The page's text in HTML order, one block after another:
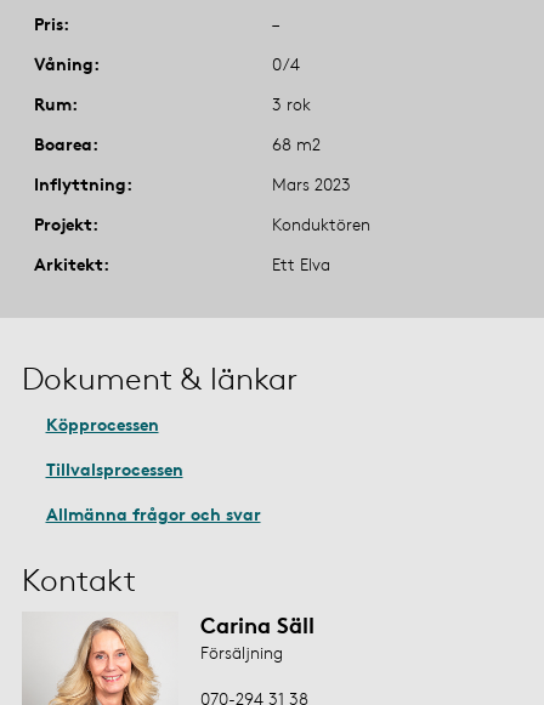
Pris
–
Våning
0/4
Rum
3 rok
Boarea
68 m2
Inflyttning
Mars 2023
Projekt
Konduktören
Arkitekt
Ett Elva
Dokument & länkar
Köpprocessen
Tillvalsprocessen
Allmänna frågor och svar
Kontakt
Carina Säll
Försäljning
070-294 31 38